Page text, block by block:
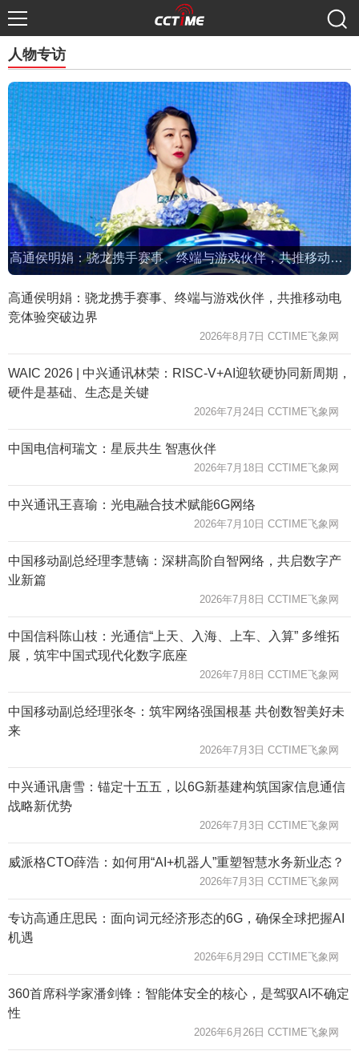
人物专访
高通侯明娟：骁龙携手赛事、终端与游戏伙伴，共推移动电竞体验突破边界
高通侯明娟：骁龙携手赛事、终端与游戏伙伴，共推移动电
竞体验突破边界
2026年8月7日 CCTIME飞象网
WAIC 2026 | 中兴通讯林荣：RISC-V+AI迎软硬协同新周期，
硬件是基础、生态是关键
2026年7月24日 CCTIME飞象网
中国电信柯瑞文：星辰共生 智惠伙伴
2026年7月18日 CCTIME飞象网
中兴通讯王喜瑜：光电融合技术赋能6G网络
2026年7月10日 CCTIME飞象网
中国移动副总经理李慧镝：深耕高阶自智网络，共启数字产
业新篇
2026年7月8日 CCTIME飞象网
中国信科陈山枝：光通信“上天、入海、上车、入算” 多维拓
展，筑牢中国式现代化数字底座
2026年7月8日 CCTIME飞象网
中国移动副总经理张冬：筑牢网络强国根基 共创数智美好未
来
2026年7月3日 CCTIME飞象网
中兴通讯唐雪：锚定十五五，以6G新基建构筑国家信息通信
战略新优势
2026年7月3日 CCTIME飞象网
威派格CTO薛浩：如何用“AI+机器人”重塑智慧水务新业态？
2026年7月3日 CCTIME飞象网
专访高通庄思民：面向词元经济形态的6G，确保全球把握AI
机遇
2026年6月29日 CCTIME飞象网
360首席科学家潘剑锋：智能体安全的核心，是驾驭AI不确定
性
2026年6月26日 CCTIME飞象网